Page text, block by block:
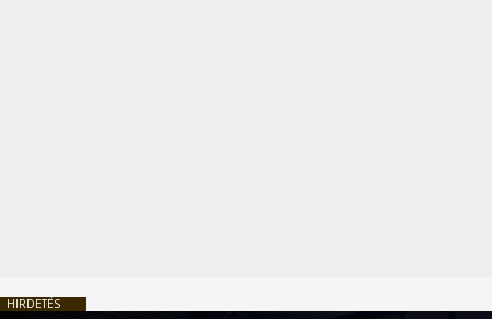
HIRDETÉS